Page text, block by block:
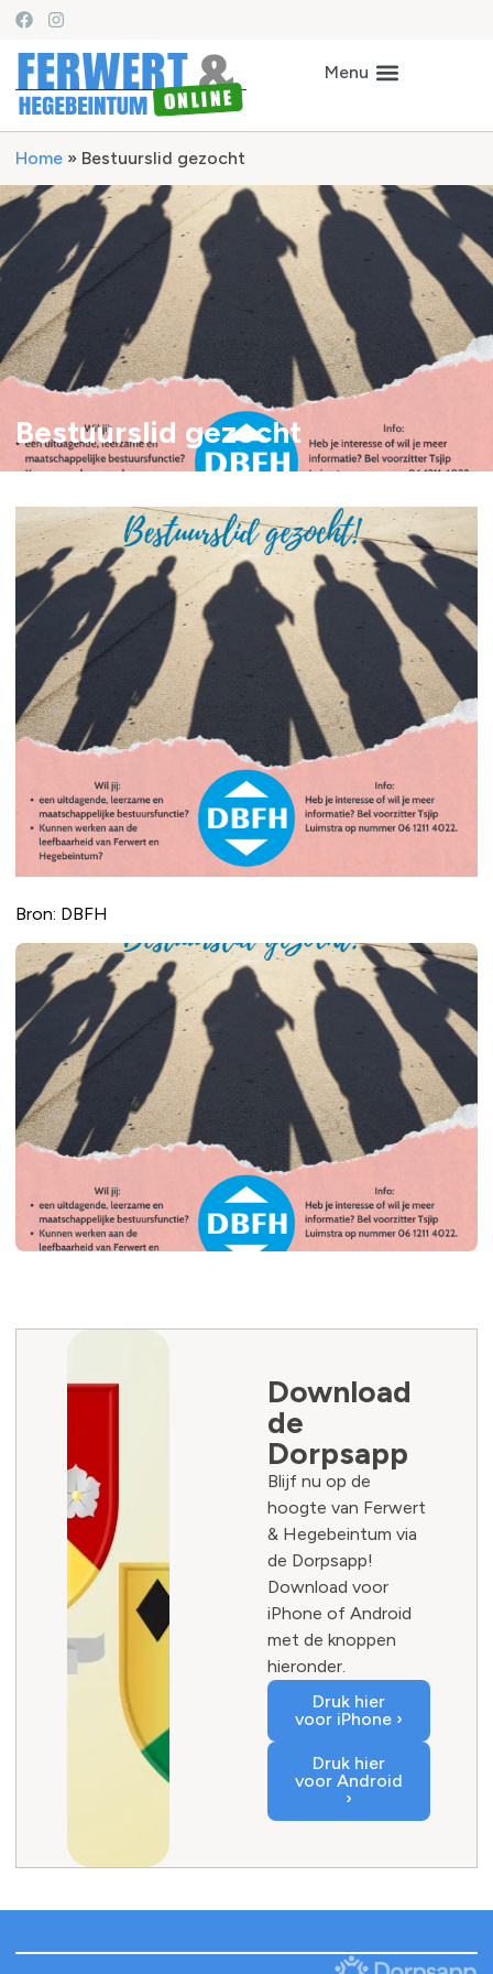
Home » Bestuurslid gezocht
Bestuurslid gezocht
Bron: DBFH
Download
de
Dorpsapp
Blijf nu op de
hoogte van Ferwert
& Hegebeintum via
de Dorpsapp!
Download voor
iPhone of Android
met de knoppen
hieronder.
Druk hier
voor iPhone ›
Druk hier
voor Android
›